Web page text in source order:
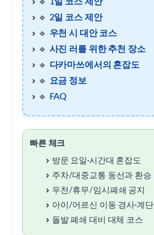
우천 시 대안 코스
다카마쓰에서의 혼잡도
요금 정보
공식 출처
🔹 1일 코스 제안
🔹 2일 코스 제안
🔹 우천 시 대안 코스
🔹 사진 러를 위한 추천 장소
🔹 다카마쓰에서의 혼잡도
🔹 요금 정보
🔹
FAQ
빠른 체크
방문 요일·시간대 혼잡도
주차/대중교통 동선과 환승
우천/휴무/임시폐쇄 공지
아이/어르신 이동 경사·계단
돌발 폐쇄 대비 대체 코스